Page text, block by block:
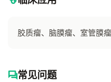
胶质瘤、脑膜瘤、室管膜
常见问题